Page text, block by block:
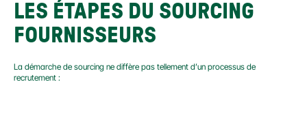
LES ÉTAPES DU SOURCING
FOURNISSEURS
La démarche de sourcing ne diffère pas tellement d’un processus de
recrutement :